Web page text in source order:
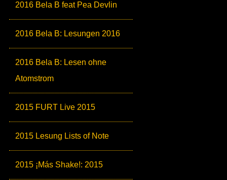
2016 Bela B feat Pea Devlin
2016 Bela B: Lesungen 2016
2016 Bela B: Lesen ohne
Atomstrom
2015 FURT Live 2015
2015 Lesung Lists of Note
2015 ¡Más Shake!: 2015